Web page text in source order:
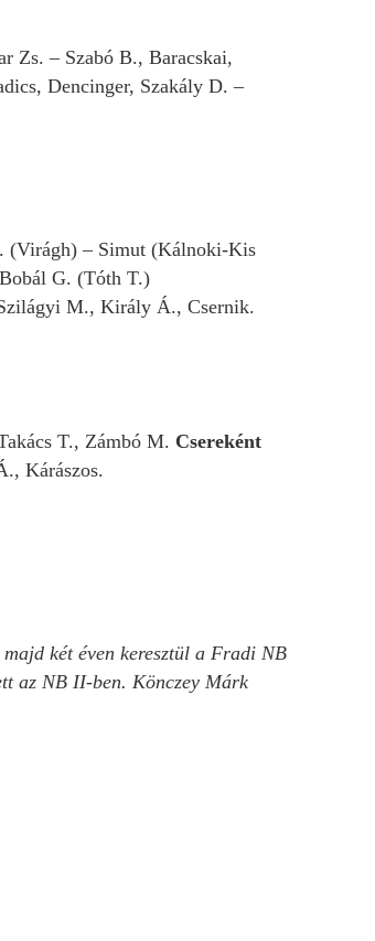
Zs. – Szabó B., Baracskai,
Dencinger, Szakály D. –
(Virágh) – Simut (Kálnoki-Kis
G. (Tóth T.)
M., Király Á., Csernik.
T., Zámbó M. Csereként
Kárászos.
két éven keresztül a Fradi NB
az NB II-ben. Könczey Márk